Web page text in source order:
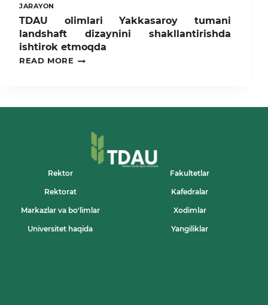
JARAYON
TDAU olimlari Yakkasaroy tumani
landshaft dizaynini shakllantirishda
ishtirok etmoqda
READ MORE
TDAU
Rektor Fakultetlar
Rektorat Kafedralar
Markazlar va bo'limlar Xodimlar
Universitet haqida Yangiliklar